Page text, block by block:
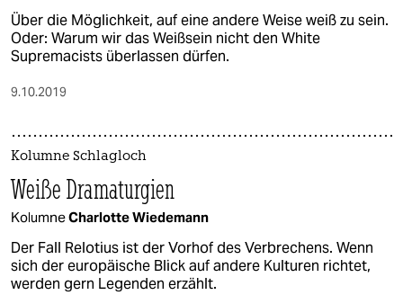
Über die Möglichkeit, auf eine andere Weise weiß zu sein.
Oder: Warum wir das Weißsein nicht den White
Supremacists überlassen dürfen.
9.10.2019
Kolumne Schlagloch
Weiße Dramaturgien
KolumneCharlotte Wiedemann
Der Fall Relotius ist der Vorhof des Verbrechens. Wenn
sich der europäische Blick auf andere Kulturen richtet,
werden gern Legenden erzählt.